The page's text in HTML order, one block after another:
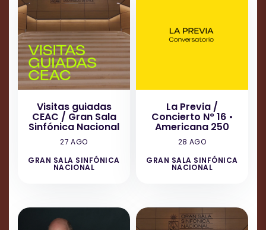
Visitas guiadas
CEAC / Gran Sala
Sinfónica Nacional
27 AGO
GRAN SALA SINFÓNICA
NACIONAL
La Previa /
Concierto N° 16 •
Americana 250
28 AGO
GRAN SALA SINFÓNICA
NACIONAL